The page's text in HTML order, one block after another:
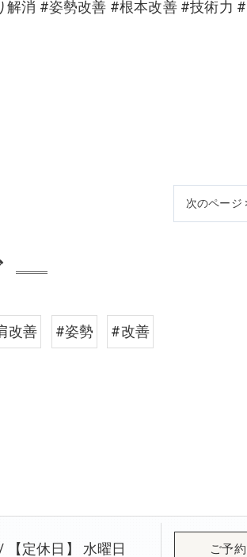
消 #姿勢改善 #根本改善 #技術力 #
次のページ
改善 #姿勢 #改善
【定休日】 水曜日 ご予